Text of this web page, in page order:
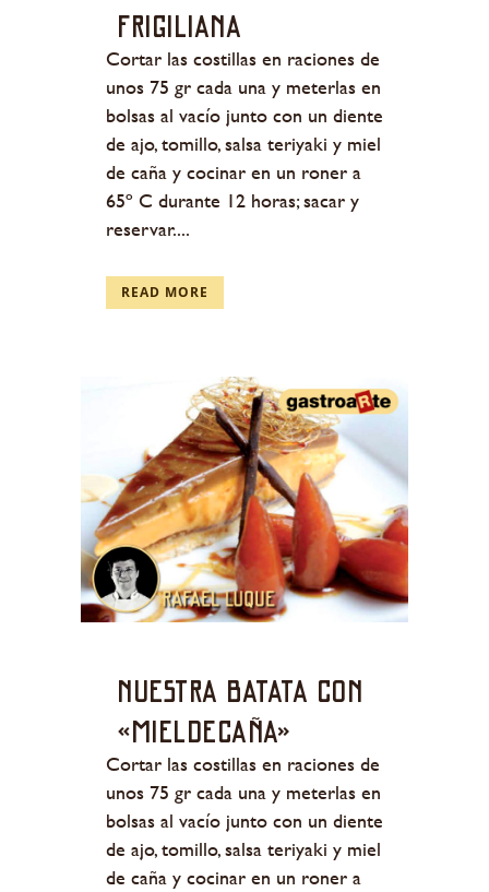
Frigiliana
Cortar las costillas en raciones de
unos 75 gr cada una y meterlas en
bolsas al vacío junto con un diente
de ajo, tomillo, salsa teriyaki y miel
de caña y cocinar en un roner a
65º C durante 12 horas; sacar y
reservar....
READ MORE
Nuestra batata con
«mieldecaña»
Cortar las costillas en raciones de
unos 75 gr cada una y meterlas en
bolsas al vacío junto con un diente
de ajo, tomillo, salsa teriyaki y miel
de caña y cocinar en un roner a